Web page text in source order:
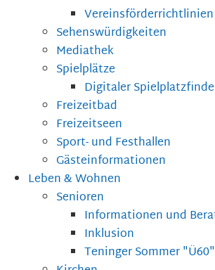
Vereinsförderrichtlinien
Sehenswürdigkeiten
Mediathek
Spielplätze
Digitaler
Freizeitbad
Freizeitseen
Sport- und Festhallen
Gästeinformationen
Leben & Wohnen
Senioren
Informationen und
Inklusion
Teninger Sommer "Ü60"